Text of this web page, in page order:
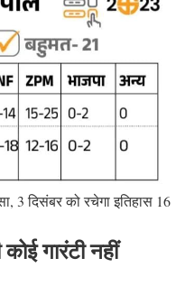
3 दिसंबर को रचेगा इतिहास 16
गारंटी नहीं